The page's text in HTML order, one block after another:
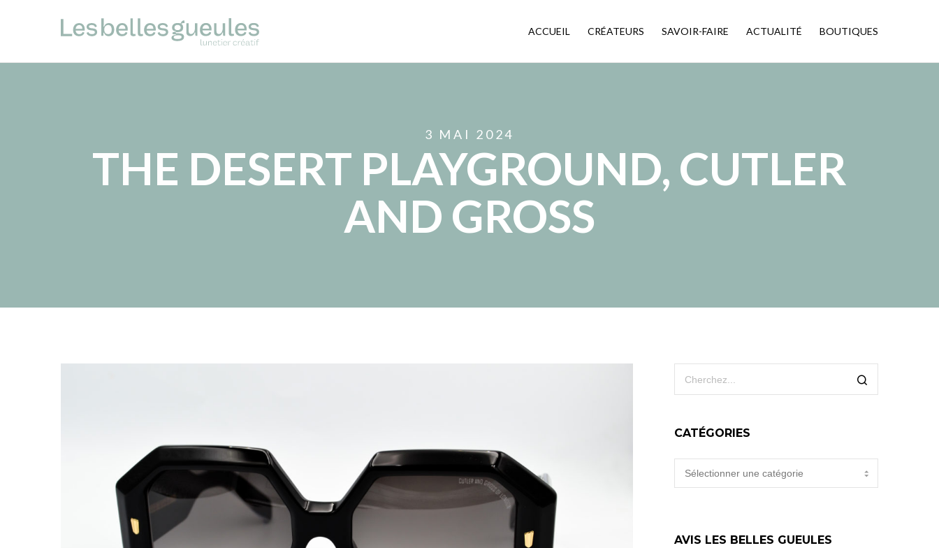
ACCUEIL CRÉATEURS SAVOIR-FAIRE ACTUALITÉ BOUTIQUES
3 MAI 2024
THE DESERT PLAYGROUND, CUTLER
AND GROSS
CATÉGORIES
CATÉGORIES
AVIS LES BELLES GUEULES